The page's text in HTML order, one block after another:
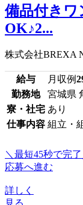
備品付き
OK♪2...
株式会社BREXA
給与 月収例
勤務地
宮城県
寮・社宅 あり
仕事内容 組立・
＼最短45秒で完了
応募へ進む
詳しく
見る